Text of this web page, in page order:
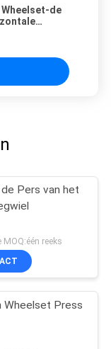
de
Pers van het
reeks
Wheelset Press